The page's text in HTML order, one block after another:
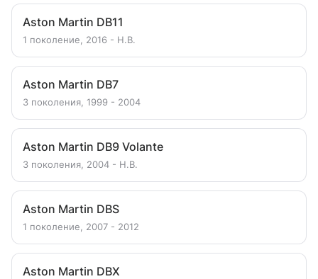
Aston Martin DB11
1 поколение, 2016 - Н.В.
Aston Martin DB7
3 поколения, 1999 - 2004
Aston Martin DB9 Volante
3 поколения, 2004 - Н.В.
Aston Martin DBS
1 поколение, 2007 - 2012
Aston Martin DBX